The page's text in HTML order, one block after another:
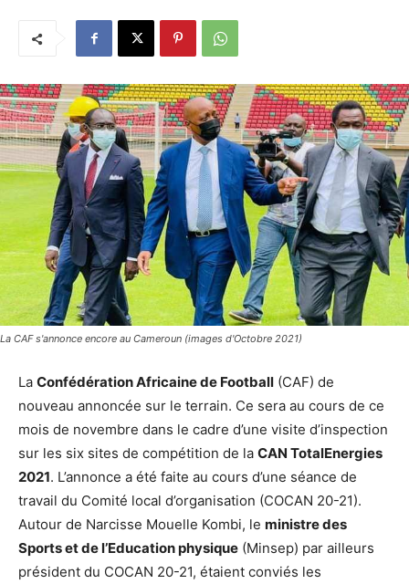
La CAF s'annonce encore au Cameroun (images d'Octobre 2021)
La Confédération Africaine de Football (CAF) de
nouveau annoncée sur le terrain. Ce sera au cours de ce
mois de novembre dans le cadre d’une visite d’inspection
sur les six sites de compétition de la CAN TotalEnergies
2021. L’annonce a été faite au cours d’une séance de
travail du Comité local d’organisation (COCAN 20-21).
Autour de Narcisse Mouelle Kombi, le ministre des
Sports et de l’Education physique (Minsep) par ailleurs
président du COCAN 20-21, étaient conviés les